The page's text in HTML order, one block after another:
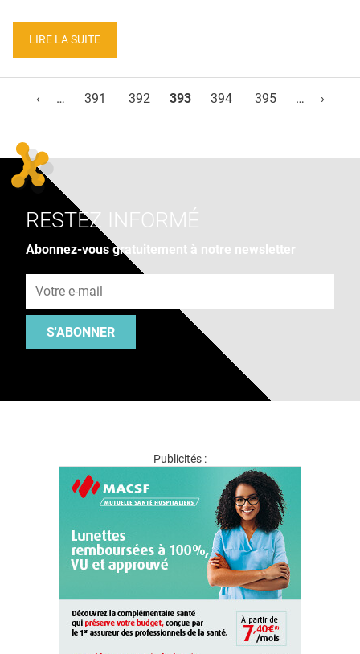
LIRE LA SUITE
‹
… 391 392 393 394 395 … ›
RESTEZ INFORMÉ
Abonnez-vous gratuitement à notre newsletter
S'ABONNER
Publicités :